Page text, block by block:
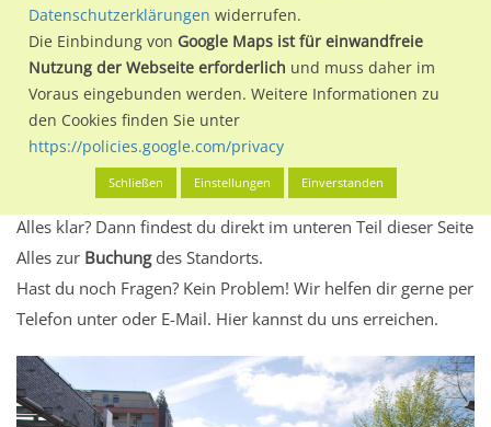
Herne, Stadt.
Wir erheben für jede unserer Werbeflächen individuelle und
aktuelleStandortinformationenund Leistungswerte. Damit
kannst du dich schon vor der Buchung im Detail über den
Standort, seine Reichweite und Werbewirkung sowie
eventuelle Beschränkungen in den zugelassenen
Werbeinhalten informieren.
Alles klar? Dann findest du direkt im unteren Teil dieser Seite
Alles zur Buchungdes Standorts.
Hast du noch Fragen? Kein Problem! Wir helfen dir gerne per
Telefon unter oder E-Mail. Hier kannst du uns erreichen.
Datenschutzerklärungen widerrufen.
Die Einbindung von Google Maps ist für einwandfreie
Nutzung der Webseite erforderlich und muss daher im
Voraus eingebunden werden. Weitere Informationen zu
den Cookies finden Sie unter
https://policies.google.com/privacy
Schließen Einstellungen Einverstanden